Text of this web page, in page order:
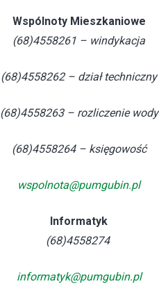
Wspólnoty Mieszkaniowe
(68)4558261 – windykacja
(68)4558262 – dział techniczny
(68)4558263 – rozliczenie wody
(68)4558264 – księgowość
wspolnota@pumgubin.pl
Informatyk
(68)4558274
informatyk@pumgubin.pl